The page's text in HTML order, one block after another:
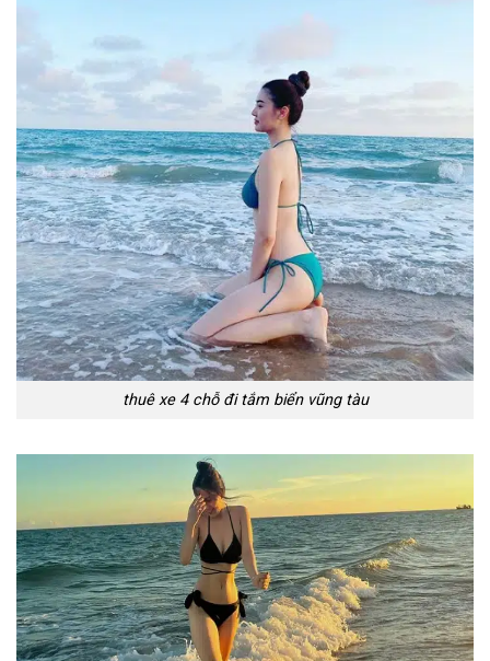
thuê xe 4 chỗ đi tắm biển vũng tàu